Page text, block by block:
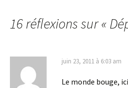
des
articles
16 réflexions sur «
juin 23, 2011 à 6:03 am
Le monde bouge,